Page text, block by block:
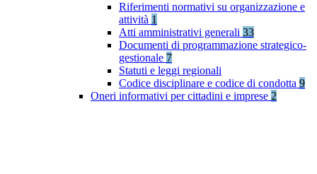
Riferimenti normativi su organizzazione e
attività 1
Atti amministrativi generali 33
Documenti di programmazione strategico-
gestionale 7
Statuti e leggi regionali
Codice disciplinare e codice di condotta 9
Oneri informativi per cittadini e imprese 2